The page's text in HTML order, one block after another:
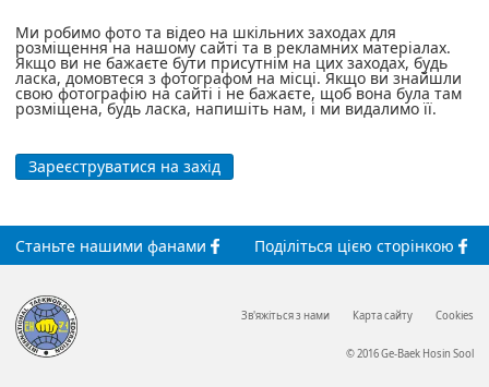
Ми робимо фото та відео на шкільних заходах для
розміщення на нашому сайті та в рекламних матеріалах.
Якщо ви не бажаєте бути присутнім на цих заходах, будь
ласка, домовтеся з фотографом на місці. Якщо ви знайшли
свою фотографію на сайті і не бажаєте, щоб вона була там
розміщена, будь ласка, напишіть нам, і ми видалимо її.
Зареєструватися на захід
Станьте нашими фанами Поділіться цією сторінкою
Зв'яжіться з нами Карта сайту Cookies
© 2016 Ge-Baek Hosin Sool